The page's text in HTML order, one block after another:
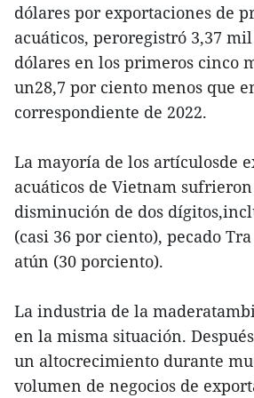
dólares por exportaciones de
acuáticos, peroregistró 3,37
dólares en los primeros cinco
un28,7 por ciento menos que
correspondiente de 2022.
La mayoría de los artículosde
acuáticos de Vietnam
disminución de dos
(casi 36 por ciento), pecado
atún (30 porciento).
La industria de la
en la misma situación.
un altocrecimiento durante
volumen de negocios de